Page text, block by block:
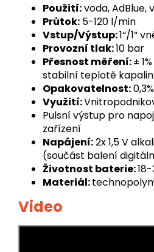
Použití:voda, AdBlue,
Průtok: 5-120 l/min
Vstup/Výstup:1“/1“
Provozní tlak:10 bar
Přesnost měření:±
stabilní teplotě
Opakovatelnost:0,3%
Využití:
Pulsní výstup pro
zařízení
Napájení:2x 1,5 V
(součást balení
Životnost baterie:
Materiál:
Video